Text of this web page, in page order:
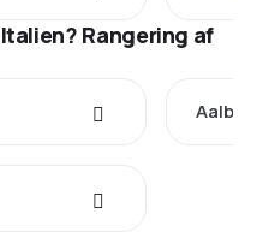
Rangering af